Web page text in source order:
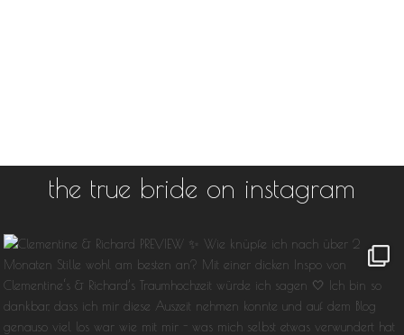
the true bride on instagram